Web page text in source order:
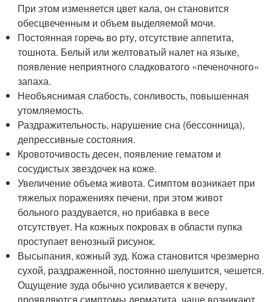
При этом изменяется цвет кала, он становится
обесцвеченным и объем выделяемой мочи.
Постоянная горечь во рту, отсутствие аппетита,
тошнота. Белый или желтоватый налет на языке,
появление неприятного сладковатого «печеночного»
запаха.
Необъяснимая слабость, сонливость, повышенная
утомляемость.
Раздражительность, нарушение сна (бессонница),
депрессивные состояния.
Кровоточивость десен, появление гематом и
сосудистых звездочек на коже.
Увеличение объема живота. Симптом возникает при
тяжелых поражениях печени, при этом живот
больного раздувается, но прибавка в весе
отсутствует. На кожных покровах в области пупка
проступает венозный рисунок.
Высыпания, кожный зуд. Кожа становится чрезмерно
сухой, раздраженной, постоянно шелушится, чешется.
Ощущение зуда обычно усиливается к вечеру,